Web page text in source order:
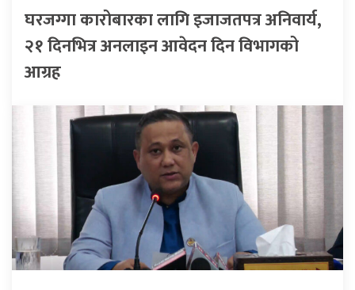
घरजग्गा कारोबारका लागि इजाजतपत्र अनिवार्य,
२१ दिनभित्र अनलाइन आवेदन दिन विभागको
आग्रह